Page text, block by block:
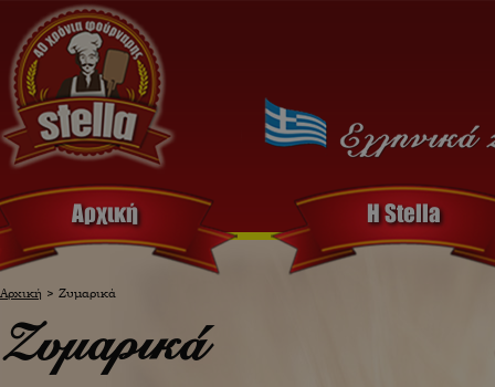
Αρχική Η Stella
Αρχική > Ζυμαρικά
Ζυμαρικά